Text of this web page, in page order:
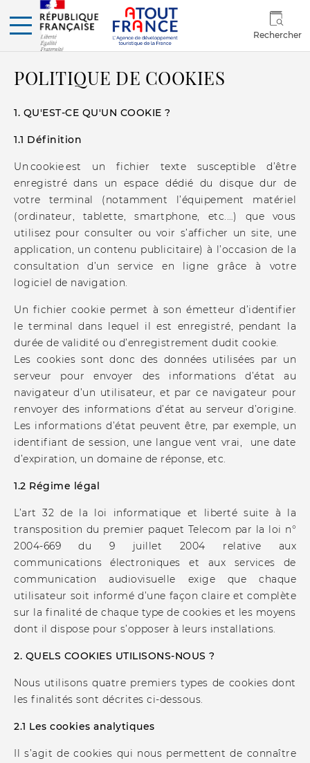
Rechercher
POLITIQUE DE COOKIES
1. QU'EST-CE QU'UN COOKIE ?
1.1 Définition
Un cookie est un fichier texte susceptible d’être
enregistré dans un espace dédié du disque dur de
votre terminal (notamment l’équipement matériel
(ordinateur, tablette, smartphone, etc.…) que vous
utilisez pour consulter ou voir s’afficher un site, une
application, un contenu publicitaire) à l’occasion de la
consultation d’un service en ligne grâce à votre
logiciel de navigation.
Un fichier cookie permet à son émetteur d’identifier
le terminal dans lequel il est enregistré, pendant la
durée de validité ou d’enregistrement dudit cookie.
Les cookies sont donc des données utilisées par un
serveur pour envoyer des informations d’état au
navigateur d’un utilisateur, et par ce navigateur pour
renvoyer des informations d’état au serveur d’origine.
Les informations d’état peuvent être, par exemple, un
identifiant de session, une langue vent vrai, une date
d’expiration, un domaine de réponse, etc.
1.2 Régime légal
L’art 32 de la loi informatique et liberté suite à la
transposition du premier paquet Telecom par la loi n°
2004-669 du 9 juillet 2004 relative aux
communications électroniques et aux services de
communication audiovisuelle exige que chaque
utilisateur soit informé d’une façon claire et complète
sur la finalité de chaque type de cookies et les moyens
dont il dispose pour s’opposer à leurs installations.
2. QUELS COOKIES UTILISONS-NOUS ?
Nous utilisons quatre premiers types de cookies dont
les finalités sont décrites ci-dessous.
2.1 Les cookies analytiques
Il s’agit de cookies qui nous permettent de connaître